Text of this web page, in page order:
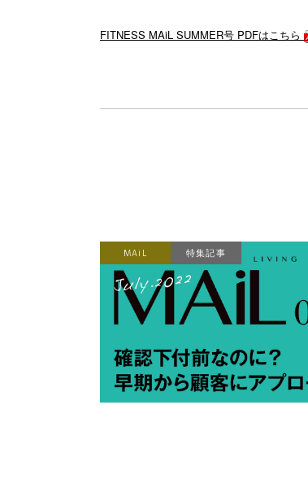
FITNESS MAiL SUMMER号 PDFはこちら
MAiL 特集記事